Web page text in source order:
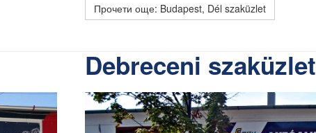
Прочети още: Budapest, Dél szaküzlet
Debreceni szaküzlet